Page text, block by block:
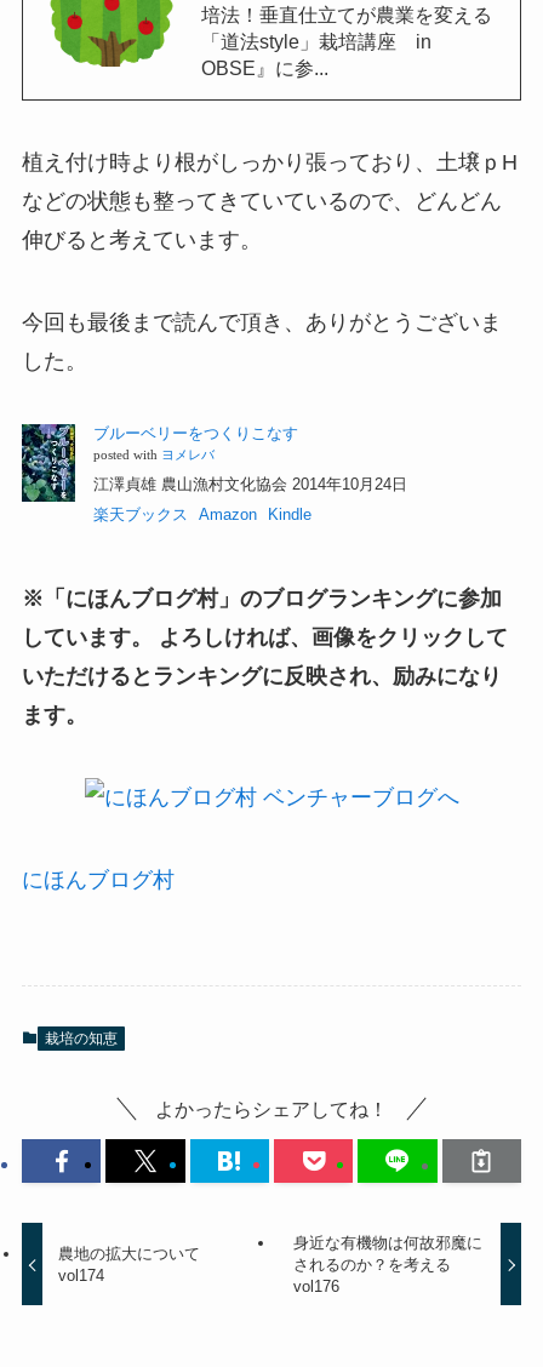
培法！垂直仕立てが農業を変える
「道法style」栽培講座 in
OBSE』に参...
植え付け時より根がしっかり張っており、土壌ｐH
などの状態も整ってきていているので、どんどん
伸びると考えています。
今回も最後まで読んで頂き、ありがとうございま
した。
ブルーベリーをつくりこなす
posted with ヨメレバ
江澤貞雄 農山漁村文化協会 2014年10月24日
楽天ブックス
Amazon Kindle
※「にほんブログ村」のブログランキングに参加
しています。 よろしければ、画像をクリックして
いただけるとランキングに反映され、励みになり
ます。
にほんブログ村
栽培の知恵
よかったらシェアしてね！
農地の拡大について
vol174
身近な有機物は何故邪魔に
されるのか？を考える
vol176